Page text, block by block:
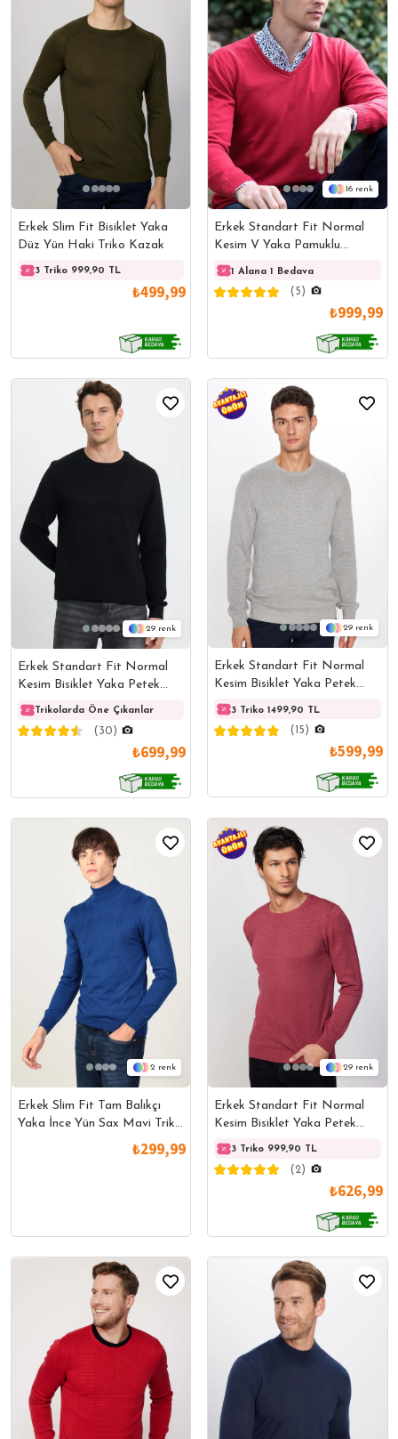
Erkek Slim Fit Bisiklet Yaka
Düz Yün Haki Triko Kazak
3 Triko 999,90 TL 3 Triko 999,90 TL
₺499,99
16
Erkek Standart Fit Normal
Kesim V Yaka Pamuklu
Kırmızı Triko Kazak
1 Alana 1 Bedava
(5)
₺999,99
29
Erkek Standart Fit Normal
Kesim Bisiklet Yaka Petek
Desenli Siyah Triko Kazak
Trikolarda Öne Çıkanlar Trikolarda Öne Çıkanlar
(30)
₺699,99
29
Erkek Standart Fit Normal
Kesim Bisiklet Yaka Petek
Desenli Gri Triko Kazak
3 Triko 1499,90 TL
(15)
₺599,99
2
Erkek Slim Fit Tam Balıkçı
Yaka İnce Yün Sax Mavi Triko
₺299,99
29
Erkek Standart Fit Normal
Kesim Bisiklet Yaka Petek
Desenli Bordo Triko Kazak
3 Triko 999,90 TL
(2)
₺626,99